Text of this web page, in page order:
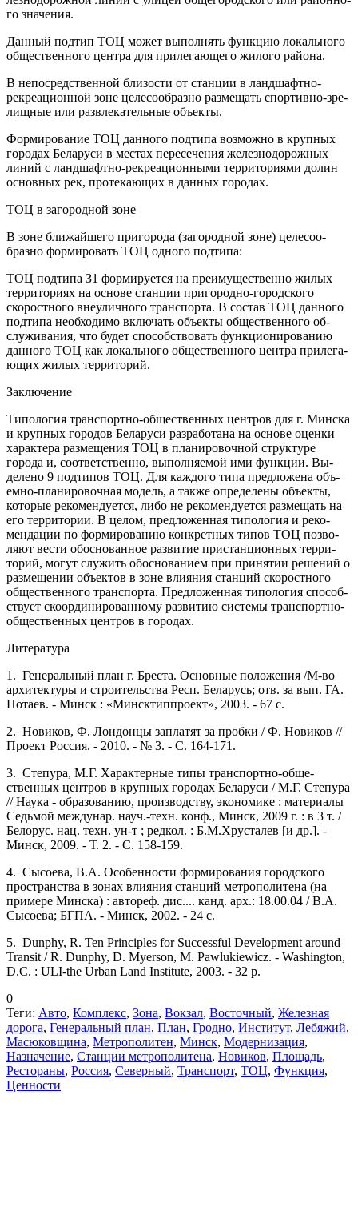
го значения.
Данный подтип ТОЦ может выполнять функцию локаль­ного
общественного центра для прилегающего жилого района.
В непосредственной близости от станции в ландшафтно­
рекреационной зоне целесообразно размещать спортивно-зре­
лищные или развлекательные объекты.
Формирование ТОЦ данного подтипа возможно в крупных
городах Беларуси в местах пересечения железнодорожных
линий с ландшафтно-рекреационными территориями долин
основных рек, протекающих в данных городах.
ТОЦ в загородной зоне
В зоне ближайшего пригорода (загородной зоне) целесоо­
бразно формировать ТОЦ одного подтипа:
ТОЦ подтипа З1 формируется на преимущественно жи­лых
территориях на основе станции пригородно-городского
скоростного внеуличного транспорта. В состав ТОЦ данного
подтипа необходимо включать объекты общественного об­
служивания, что будет способствовать функционированию
данного ТОЦ как локального общественного центра прилега­
ющих жилых территорий.
Заключение
Типология транспортно-общественных центров для г. Минска
и крупных городов Беларуси разработана на основе оценки
характера размещения ТОЦ в планировочной структу­ре
города и, соответственно, выполняемой ими функции. Вы­
делено 9 подтипов ТОЦ. Для каждого типа предложена объ­
емно-планировочная модель, а также определены объекты,
которые рекомендуется, либо не рекомендуется размещать на
его территории. В целом, предложенная типология и реко­
мендации по формированию конкретных типов ТОЦ позво­
ляют вести обоснованное развитие пристанционных терри­
торий, могут служить обоснованием при принятии решений о
размещении объектов в зоне влияния станций скоростного
общественного транспорта. Предложенная типология способ­
ствует скоординированному развитию системы транспортно­
общественных центров в городах.
Литература
1. Генеральный план г. Бреста. Основные положения /М-во
архитектуры и строительства Респ. Беларусь; отв. за вып. ГА.
Потаев. - Минск : «Минсктиппроект», 2003. - 67 с.
2. Новиков, Ф. Лондонцы заплатят за пробки / Ф. Новиков //
Проект Россия. - 2010. - № 3. - С. 164-171.
3. Степура, М.Г. Характерные типы транспортно-обще­
ственных центров в крупных городах Беларуси / М.Г. Степура
// Наука - образованию, производству, эконо­мике : материалы
Седьмой междунар. науч.-техн. конф., Минск, 2009 г. : в 3 т. /
Белорус. нац. техн. ун-т ; редкол. : Б.М.Хрусталев [и др.]. -
Минск, 2009. - Т. 2. - С. 158-159.
4. Сысоева, В.А. Особенности формирования городского
пространства в зонах влияния станций метрополитена (на
примере Минска) : автореф. дис.... канд. арх.: 18.00.04 / В.А.
Сысоева; БГПА. - Минск, 2002. - 24 с.
5. Dunphy, R. Ten Principles for Successful Development around
Transit / R. Dunphy, D. Myerson, M. Pawlukiewicz. - Wash­ington,
D.C. : ULI-the Urban Land Institute, 2003. - 32 p.
0
Теги: Авто, Комплекс, Зона, Вокзал, Восточный, Железная
дорога, Генеральный план, План, Гродно, Институт, Лебяжий,
Масюковщина, Метрополитен, Минск, Модернизация,
Назначение, Станции метрополитена, Новиков, Площадь,
Рестораны, Россия, Северный, Транспорт, ТОЦ, Функция,
Ценности